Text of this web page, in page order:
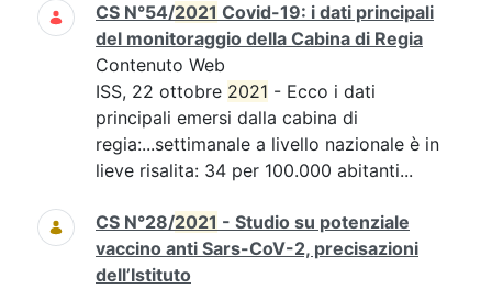
CS N°54/2021 Covid-19: i dati principali
del monitoraggio della Cabina di Regia
Contenuto Web
ISS, 22 ottobre 2021 - Ecco i dati
principali emersi dalla cabina di
regia:...settimanale a livello nazionale è in
lieve risalita: 34 per 100.000 abitanti...
CS N°28/2021 - Studio su potenziale
vaccino anti Sars-CoV-2, precisazioni
dell’Istituto